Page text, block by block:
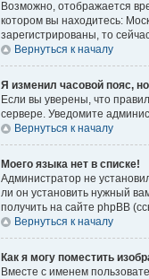
Возможно, отображается
котором вы находитесь:
зарегистрированы, то
Вернуться к началу
Я изменил часовой пояс,
Если вы уверены, что
сервере. Уведомите
Вернуться к началу
Моего языка нет в списке!
Администратор не
ли он установить нужный
получить на сайте phpBB
Вернуться к началу
Как я могу поместить
Вместе с именем